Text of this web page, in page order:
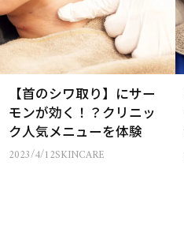
【首のシワ取り】にサー
モンが効く！？クリニッ
ク人気メニューを体験
2023/4/12SKINCARE